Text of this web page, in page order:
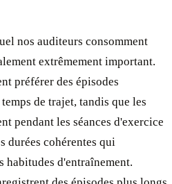
nos auditeurs consomment
extrêmement important.
préférer des épisodes
de trajet, tandis que les
pendant les séances d'exercice
durées cohérentes qui
habitudes d'entraînement.